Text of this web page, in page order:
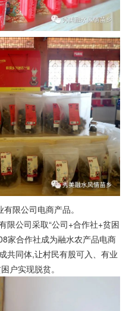
限公司电商产品。
限公司采取“公司+合作社+贫困
家合作社成为融水农产品电商
共同体,让村民有股可入、有业
户实现脱贫。